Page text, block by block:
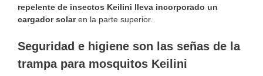
repelente de insectos Keilini lleva incorporado un
cargador solaren la parte superior.
Seguridad e higiene son las señas de la
trampa para mosquitos Keilini